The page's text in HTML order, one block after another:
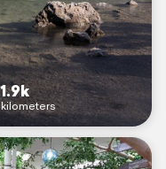
1.9k
kilometers